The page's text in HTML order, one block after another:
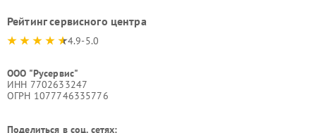
Рейтинг сервисного центра
4.9-5.0
ООО "Русервис"
ИНН 7702633247
ОГРН 1077746335776
Поделиться в соц. сетях: